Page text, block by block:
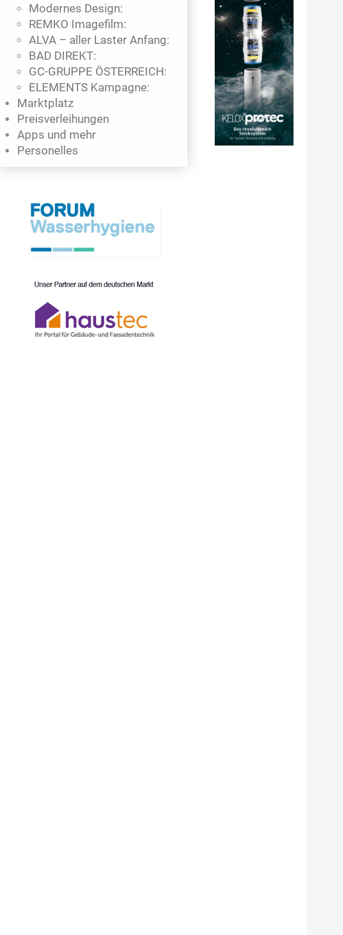
Modernes Design:
REMKO Imagefilm:
ALVA – aller Laster Anfang:
BAD DIREKT:
GC-GRUPPE ÖSTERREICH:
ELEMENTS Kampagne:
Marktplatz
Preisverleihungen
Apps und mehr
Personelles